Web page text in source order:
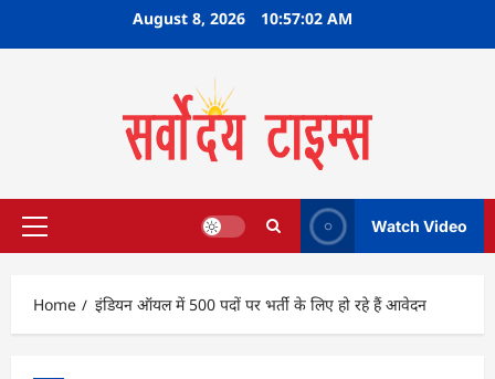
August 8, 2026 10:57:03 AM
Primary
Watch Video
Home इंडियन ऑयल में 500 पदों पर भर्ती के लिए हो रहे हैं आवेदन